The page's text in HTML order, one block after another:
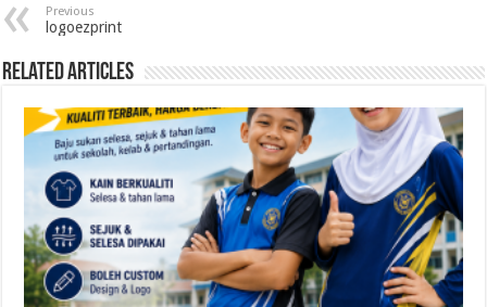
Previous
logoezprint
Related Articles